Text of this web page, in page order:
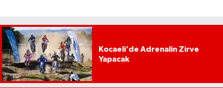
Kocaeli’de Adrenalin Zirve
Yapacak